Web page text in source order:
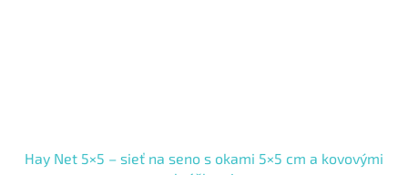
Hay Net 5×5 – sieť na seno s okami 5×5 cm a kovovými